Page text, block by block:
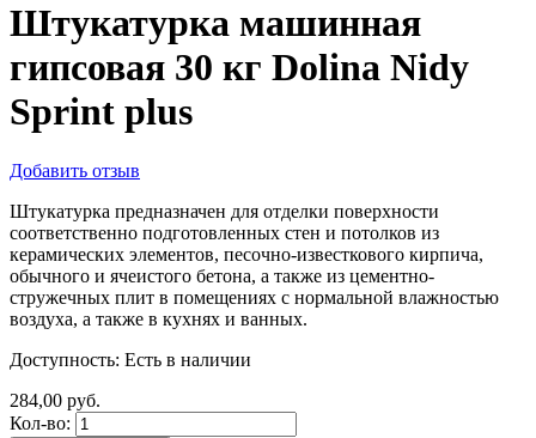
Штукатурка машинная
гипсовая 30 кг Dolina Nidy
Sprint plus
Добавить отзыв
Штукатурка предназначен для отделки поверхности
соответственно подготовленных стен и потолков из
керамических элементов, песочно-известкового кирпича,
обычного и ячеистого бетона, а также из цементно-
стружечных плит в помещениях с нормальной влажностью
воздуха, а также в кухнях и ванных.
Доступность: Есть в наличии
284,00 руб.
Кол-во: